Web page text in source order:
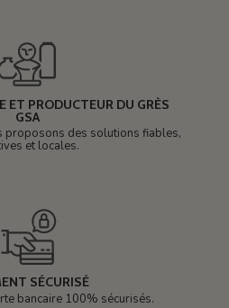
ET PRODUCTEUR DU GRÈS
GSA
proposons des solutions fiables,
et locales.
SÉCURISÉ
bancaire 100% sécurisés.